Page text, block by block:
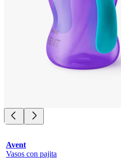
Avent
Vasos con pajita